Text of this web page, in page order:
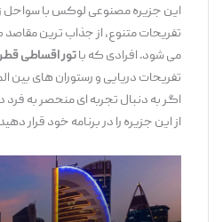
این جزیره مصنوعی لوکس با سواحل زیبا،
تفریحات متنوع، از جذاب ‌ترین مقاصد
می ‌شود. افرادی که باتور اقساطی قطرسفر
تفریحات دریایی و رستوران‌ های بین ‌المللی
اگر به دنبال تجربه ‌ای منحصر به ‌فرد در
از این جزیره را در برنامه خود قرار دهید.